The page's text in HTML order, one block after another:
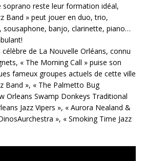
reste leur formation idéal,
Band » peut jouer en duo, trio,
banjo, clarinette, piano…
célèbre de La Nouvelle Orléans, connu
« The Morning Call » puise son
fameux groupes actuels de cette ville
Band », « The Palmetto Bug
Orleans Swamp Donkeys Traditional
Jazz Vipers », « Aurora Nealand &
», « Smoking Time Jazz